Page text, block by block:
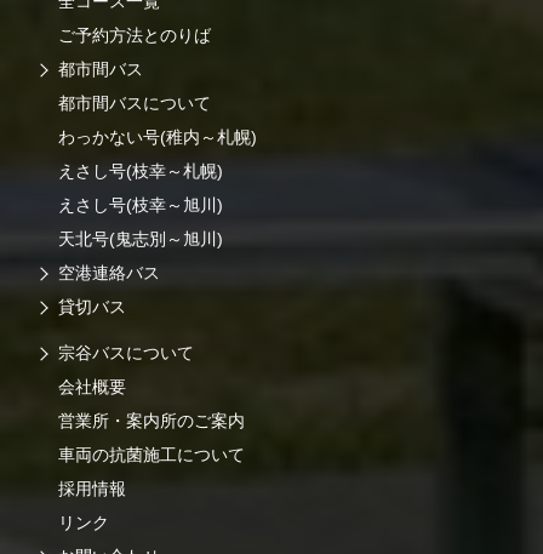
ご予約方法とのりば
都市間バス
都市間バスについて
わっかない号(稚内～札幌)
えさし号(枝幸～札幌)
えさし号(枝幸～旭川)
天北号(鬼志別～旭川)
空港連絡バス
貸切バス
宗谷バスについて
会社概要
営業所・案内所のご案内
車両の抗菌施工について
採用情報
リンク